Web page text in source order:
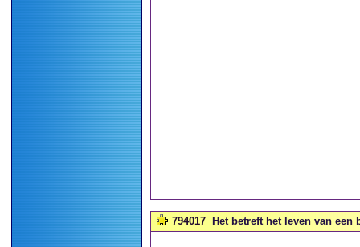
794017 Het betreft het leven van een